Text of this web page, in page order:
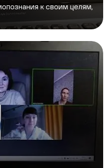
к своим целям,